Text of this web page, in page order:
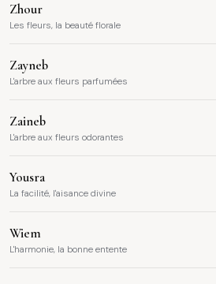
Zhour
Les fleurs, la beauté florale
Zayneb
L'arbre aux fleurs parfumées
Zaineb
L'arbre aux fleurs odorantes
Yousra
La facilité, l'aisance divine
Wiem
L'harmonie, la bonne entente